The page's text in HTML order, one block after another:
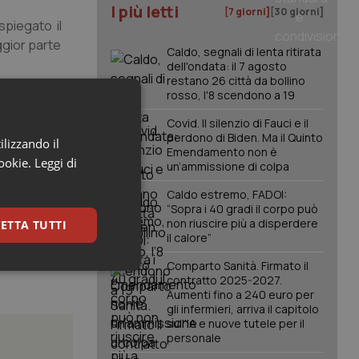
il
parte
con
I più letti [7 giorni] [30 giorni]
Caldo, segnali di lenta ritirata
dell'ondata: il 7 agosto
restano 26 città da bollino
rosso, l'8 scendono a 19
Covid. Il silenzio di Fauci e il
perdono di Biden. Ma il Quinto
Emendamento non è
un’ammissione di colpa
Caldo estremo, FADOI:
“Sopra i 40 gradi il corpo può
non riuscire più a disperdere
il calore”
Comparto Sanità. Firmato il
contratto 2025-2027.
Aumenti fino a 240 euro per
gli infermieri, arriva il capitolo
sull'IA e nuove tutele per il
personale
il
Leggi di
TUTTI